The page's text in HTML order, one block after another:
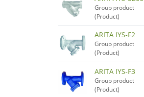
Group product
(Product)
ARITA IYS-F2
Group product
(Product)
ARITA IYS-F3
Group product
(Product)